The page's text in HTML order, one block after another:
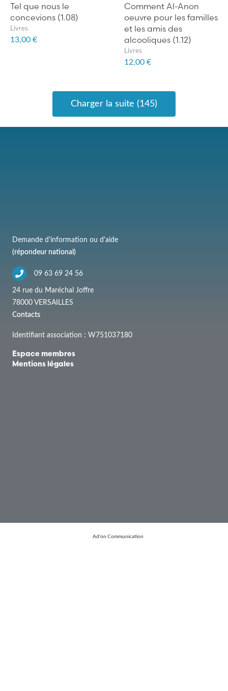
Tel que nous le
concevions (1.08)
Livres
13,00 €
Comment Al-Anon
oeuvre pour les familles
et les amis des
alcooliques (1.12)
Livres
12,00 €
Charger la suite (145)
Demande d'information ou d'aide
(répondeur national)
09 63 69 24 56
24 rue du Maréchal Joffre
78000 VERSAILLES
Contacts
Identifiant association : W751037180
Espace membres
Mentions légales
Ad'on Communication